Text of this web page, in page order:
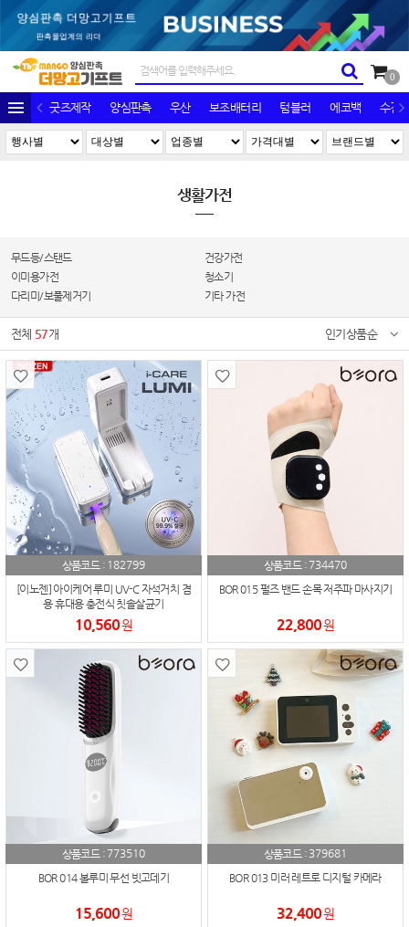
0
굿즈제작 양심판촉 우산 보조배터리 텀블러 에코백 수건/
생활가전
무드등/스탠드
건강가전
이미용가전
청소기
다리미/보풀제거기
기타 가전
전체 57개 인기상품순
상품코드 : 182799
[이노젠] 아이케어 루미 UV-C 자석거치 겸
용 휴대용 충전식 칫솔살균기
10,560원
상품코드 : 734470
BOR 015 펄즈 밴드 손목 저주파 마사지기
22,800원
상품코드 : 773510
BOR 014 볼루미 무선 빗고데기
15,600원
상품코드 : 379681
BOR 013 미러 레트로 디지털 카메라
32,400원